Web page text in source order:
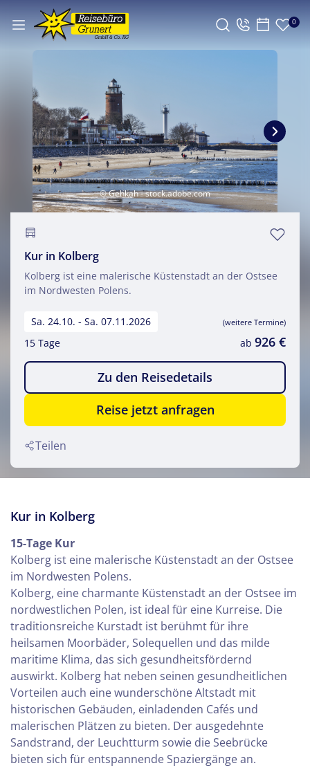
0
© Gehkah - stock.adobe.com
Kur in Kolberg
Kolberg ist eine malerische Küstenstadt an der Ostsee
im Nordwesten Polens.
Sa. 24.10. - Sa. 07.11.2026 (weitere Termine)
15 Tage ab 926 €
Zu den Reisedetails
Reise jetzt anfragen
Teilen
Kur in Kolberg
15-Tage Kur
Kolberg ist eine malerische Küstenstadt an der Ostsee
im Nordwesten Polens.
Kolberg, eine charmante Küstenstadt an der Ostsee im
nordwestlichen Polen, ist ideal für eine Kurreise. Die
traditionsreiche Kurstadt ist berühmt für ihre
heilsamen Moorbäder, Solequellen und das milde
maritime Klima, das sich gesundheitsfördernd
auswirkt. Kolberg hat neben seinen gesundheitlichen
Vorteilen auch eine wunderschöne Altstadt mit
historischen Gebäuden, einladenden Cafés und
malerischen Plätzen zu bieten. Der ausgedehnte
Sandstrand, der Leuchtturm sowie die Seebrücke
bieten sich für entspannende Spaziergänge an.